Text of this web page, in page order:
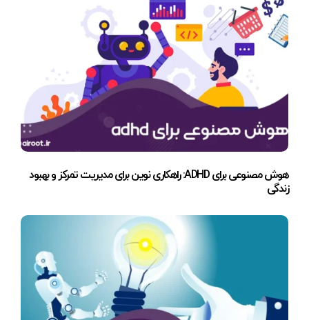
هوش مصنوعی برای ADHD: راهکاری نوین برای مدیریت تمرکز و بهبود
زندگی